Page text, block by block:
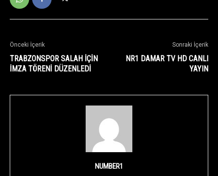
Önceki İçerik
TRABZONSPOR SALAH İÇİN
İMZA TÖRENİ DÜZENLEDİ
Sonraki İçerik
NR1 DAMAR TV HD CANLI
YAYIN
NUMBER1